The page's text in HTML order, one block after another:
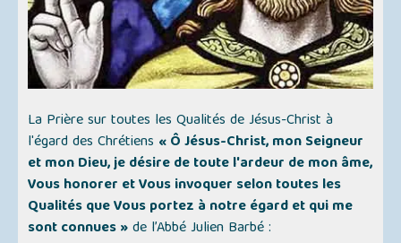
La Prière sur toutes les Qualités de Jésus-Christ à
l'égard des Chrétiens « Ô Jésus-Christ, mon Seigneur
et mon Dieu, je désire de toute l'ardeur de mon âme,
Vous honorer et Vous invoquer selon toutes les
Qualités que Vous portez à notre égard et qui me
sont connues »de l’Abbé Julien Barbé :